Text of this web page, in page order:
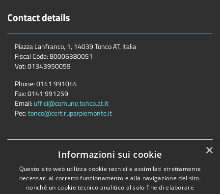
Contact details
Piazza Lanfranco, 1, 14039 Tonco AT, Italia
Fiscal Code:80006380051
Vat:01343950059
Phone:0141 991044
Fax:0141 991259
Email: uffici@comune.tonco.at.it
Pec:tonco@cert.ruparpiemonte.it
Accessibility Privacy Cookie
Sitemap
Dichiarazione di accessibilità
Comune convenzionatoAstigov
×
Informazioni sui cookie
Questo sito web utilizza cookie tecnici e assimilati strettamente
necessari al corretto funzionamento e alla navigazione del sito,
nonché un cookie tecnico analitico al solo fine di elaborare